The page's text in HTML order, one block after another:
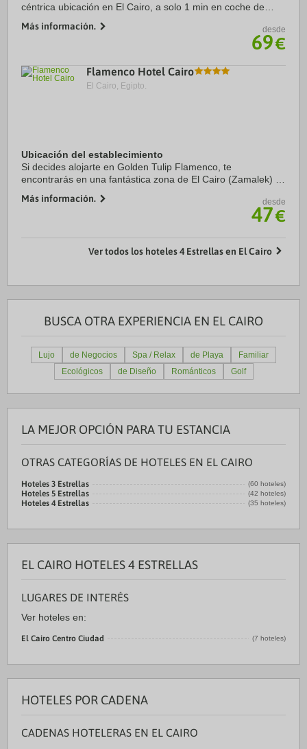
céntrica ubicación en El Cairo, a solo 1 min en coche de
hotel sostenible se encuentra a ...
Más información. desde
69€
Flamenco Hotel Cairo
El Cairo, Egipto.
Ubicación del establecimiento
Si decides alojarte en Golden Tulip Flamenco, te
encontrarás en una fantástica zona de El Cairo (Zamalek) y
y Museo Egipcio. Además, este hotel ...
Más información. desde
47€
Ver todos los hoteles 4 Estrellas en El Cairo
BUSCA OTRA EXPERIENCIA EN EL CAIRO
Lujo de Negocios Spa / Relax de Playa
Familiar
Ecológicos
de Diseño Románticos Golf
LA MEJOR OPCIÓN PARA TU ESTANCIA
OTRAS CATEGORÍAS DE HOTELES EN EL CAIRO
Hoteles 3 Estrellas (60 hoteles)
Hoteles 5 Estrellas (42 hoteles)
Hoteles 4 Estrellas (35 hoteles)
EL CAIRO HOTELES 4 ESTRELLAS
LUGARES DE INTERÉS
Ver hoteles en:
El Cairo Centro Ciudad (7 hoteles)
HOTELES POR CADENA
CADENAS HOTELERAS EN EL CAIRO